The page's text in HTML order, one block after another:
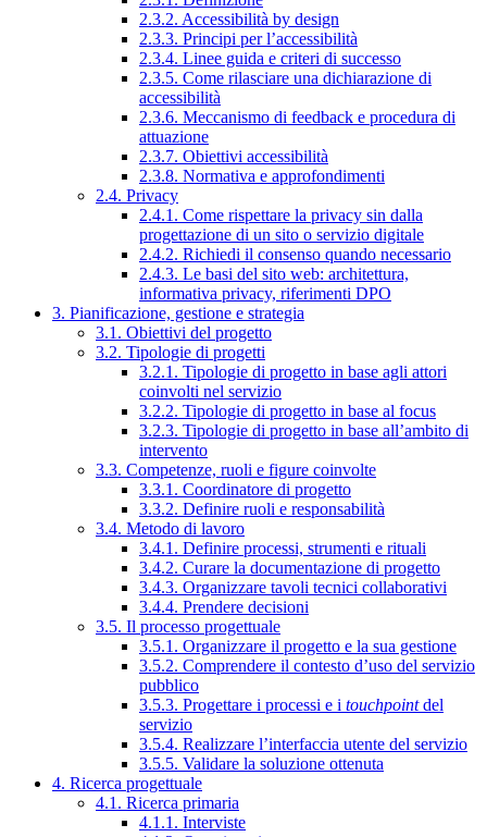
2.3.2. Accessibilità by design
2.3.3. Principi per l’accessibilità
2.3.4. Linee guida e criteri di successo
2.3.5. Come rilasciare una dichiarazione di
accessibilità
2.3.6. Meccanismo di feedback e procedura di
attuazione
2.3.7. Obiettivi accessibilità
2.3.8. Normativa e approfondimenti
2.4. Privacy
2.4.1. Come rispettare la privacy sin dalla
progettazione di un sito o servizio digitale
2.4.2. Richiedi il consenso quando necessario
2.4.3. Le basi del sito web: architettura,
informativa privacy, riferimenti DPO
3. Pianificazione, gestione e strategia
3.1. Obiettivi del progetto
3.2. Tipologie di progetti
3.2.1. Tipologie di progetto in base agli attori
coinvolti nel servizio
3.2.2. Tipologie di progetto in base al focus
3.2.3. Tipologie di progetto in base all’ambito di
intervento
3.3. Competenze, ruoli e figure coinvolte
3.3.1. Coordinatore di progetto
3.3.2. Definire ruoli e responsabilità
3.4. Metodo di lavoro
3.4.1. Definire processi, strumenti e rituali
3.4.2. Curare la documentazione di progetto
3.4.3. Organizzare tavoli tecnici collaborativi
3.4.4. Prendere decisioni
3.5. Il processo progettuale
3.5.1. Organizzare il progetto e la sua gestione
3.5.2. Comprendere il contesto d’uso del servizio
pubblico
3.5.3. Progettare i processi e i touchpointdel
servizio
3.5.4. Realizzare l’interfaccia utente del servizio
3.5.5. Validare la soluzione ottenuta
4. Ricerca progettuale
4.1. Ricerca primaria
4.1.1. Interviste